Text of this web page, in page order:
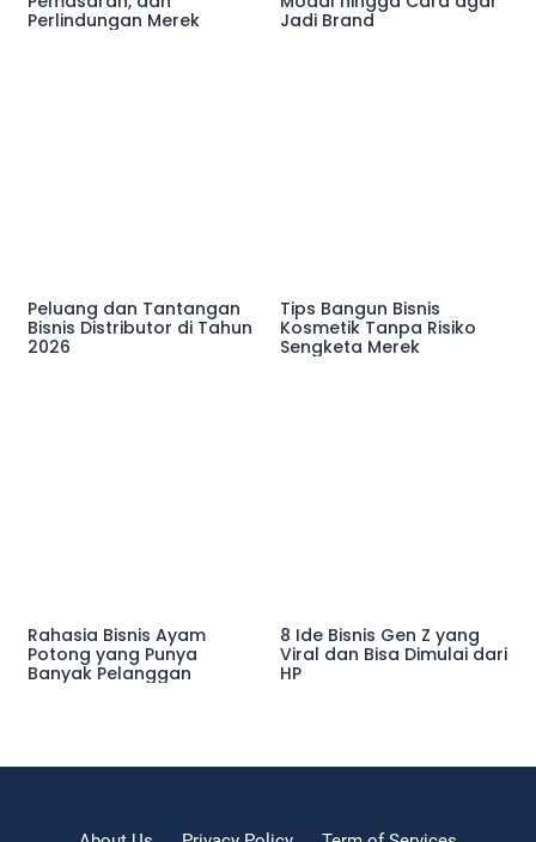
Perlindungan Merek
Jadi Brand
Peluang dan Tantangan
Bisnis Distributor di Tahun
2026
Tips Bangun Bisnis
Kosmetik Tanpa Risiko
Sengketa Merek
Rahasia Bisnis Ayam
Potong yang Punya
Banyak Pelanggan
8 Ide Bisnis Gen Z yang
Viral dan Bisa Dimulai dari
HP